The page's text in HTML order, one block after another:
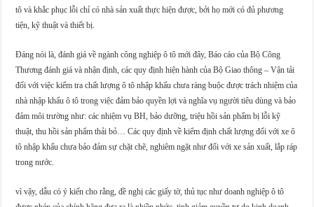
tô và khắc phục lỗi chỉ có nhà sản xuất thực hiện được, bởi họ mới có đủ phương
tiện, kỹ thuật và thiết bị.
Đáng nói là, đánh giá về ngành công nghiệp ô tô mới đây, Báo cáo của Bộ Công
Thương đánh giá và nhận định, các quy định hiện hành của Bộ Giao thông – Vận tải
đối với việc kiểm tra chất lượng ô tô nhập khẩu chưa ràng buộc được trách nhiệm của
nhà nhập khẩu ô tô trong việc đảm bảo quyền lợi và nghĩa vụ người tiêu dùng và bảo
đảm môi trường như: các nhiệm vụ BH, bảo dưỡng, triệu hồi sản phẩm bị lỗi kỹ
thuật, thu hồi sản phẩm thải bỏ… Các quy định về kiểm định chất lượng đối với xe ô
tô nhập khẩu chưa bảo đảm sự chặt chẽ, nghiêm ngặt như đối với xe sản xuất, lắp ráp
trong nước.
vì vậy, dẫu có ý kiến cho rằng, đề nghị các giấy tờ, thủ tục như doanh nghiệp ô tô